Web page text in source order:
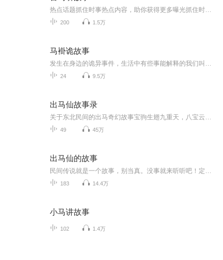
200 1.5万
马褂诡故事
24 9.5万
出马仙故事录
49 45万
出马仙的故事
183 14.4万
小马讲故事
102 1.4万